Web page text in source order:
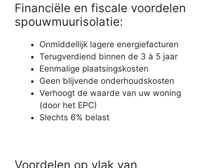
Financiële en fiscale voordelen
spouwmuurisolatie:
Onmiddellijk lagere energiefacturen
Terugverdiend binnen de 3 à 5 jaar
Eenmalige plaatsingskosten
Geen blijvende onderhoudskosten
Verhoogt de waarde van uw woning
(door het EPC)
Slechts 6% belast
Voordelen op vlak van